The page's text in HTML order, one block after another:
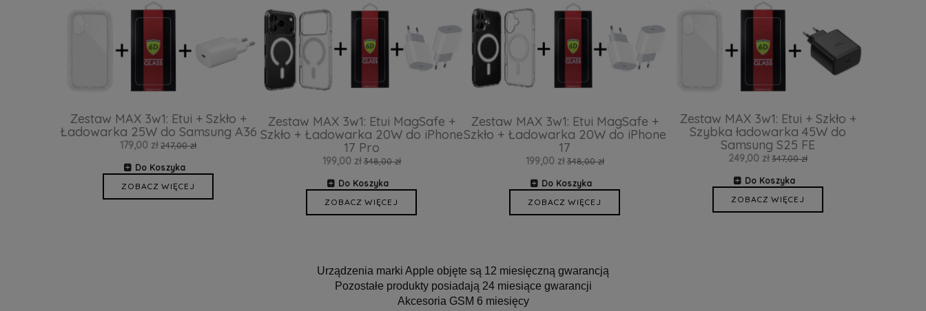
Zestaw MAX 3w1: Etui + Szkło +
Ładowarka 25W do Samsung A36
179,00 zł 247,00 zł
Do Koszyka
ZOBACZ WIĘCEJ
Zestaw MAX 3w1: Etui MagSafe +
Szkło + Ładowarka 20W do iPhone
17 Pro
199,00 zł 348,00 zł
Do Koszyka
ZOBACZ WIĘCEJ
Zestaw MAX 3w1: Etui MagSafe +
Szkło + Ładowarka 20W do iPhone
17
199,00 zł 348,00 zł
Do Koszyka
ZOBACZ WIĘCEJ
Zestaw MAX 3w1: Etui + Szkło +
Szybka ładowarka 45W do
Samsung S25 FE
249,00 zł 347,00 zł
Do Koszyka
ZOBACZ WIĘCEJ
Urządzenia marki Apple objęte są 12 miesięczną gwarancją
Pozostałe produkty posiadają 24 miesiące gwarancji
Akcesoria GSM 6 miesięcy